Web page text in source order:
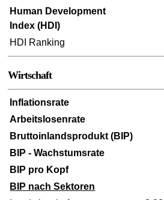
Human Development
Index (HDI)
HDI Ranking
Wirtschaft
Inflationsrate
Arbeitslosenrate
Bruttoinlandsprodukt (BIP)
BIP - Wachstumsrate
BIP pro Kopf
BIP nach Sektoren